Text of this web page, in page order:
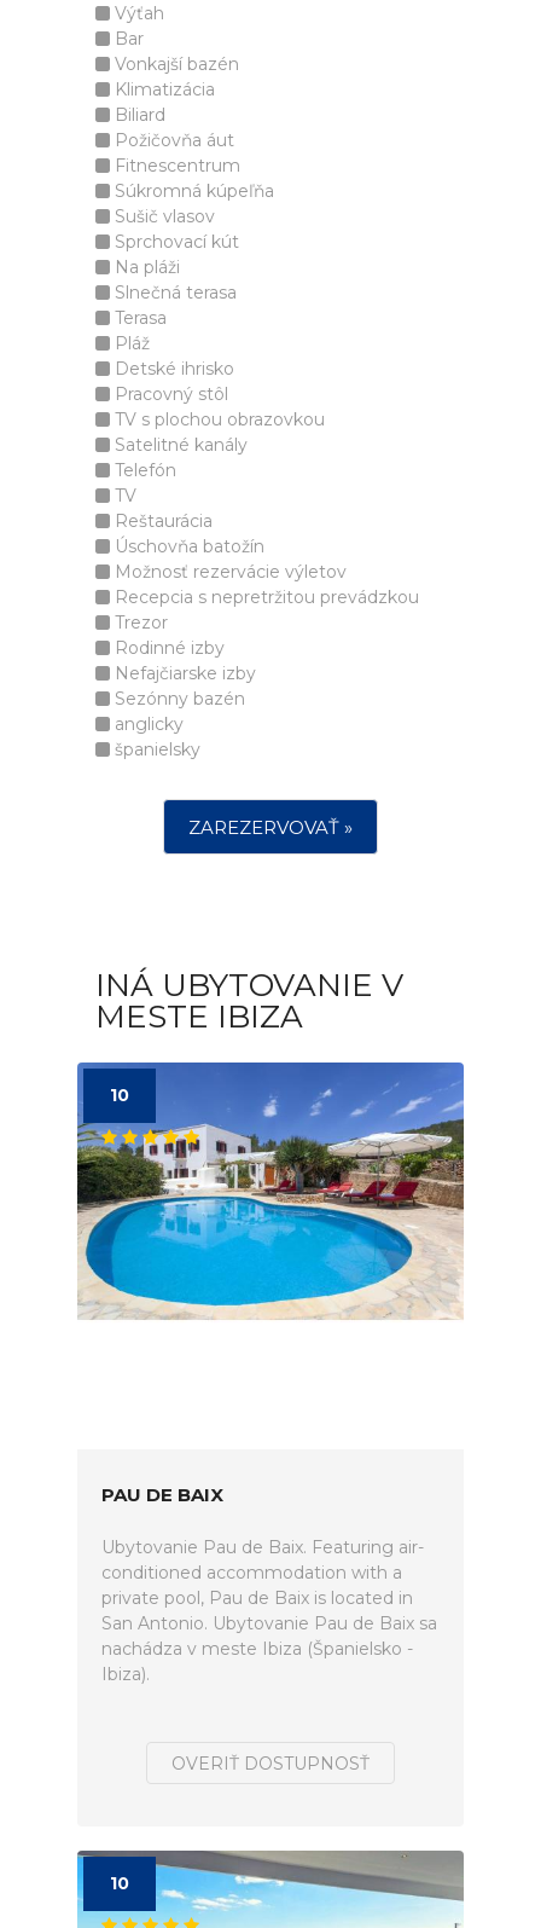
Výťah
Bar
Vonkajší bazén
Klimatizácia
Biliard
Požičovňa áut
Fitnescentrum
Súkromná kúpeľňa
Sušič vlasov
Sprchovací kút
Na pláži
Slnečná terasa
Terasa
Pláž
Detské ihrisko
Pracovný stôl
TV s plochou obrazovkou
Satelitné kanály
Telefón
TV
Reštaurácia
Úschovňa batožín
Možnosť rezervácie výletov
Recepcia s nepretržitou prevádzkou
Trezor
Rodinné izby
Nefajčiarske izby
Sezónny bazén
anglicky
španielsky
ZAREZERVOVAŤ »
INÁ UBYTOVANIE V
MESTE IBIZA
10
PAU DE BAIX
Ubytovanie Pau de Baix. Featuring air-
conditioned accommodation with a
private pool, Pau de Baix is located in
San Antonio. Ubytovanie Pau de Baix sa
nachádza v meste Ibiza (Španielsko -
Ibiza).
OVERIŤ DOSTUPNOSŤ
10